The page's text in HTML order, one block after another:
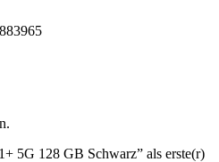
5G 128 GB Schwarz” als erste(r)